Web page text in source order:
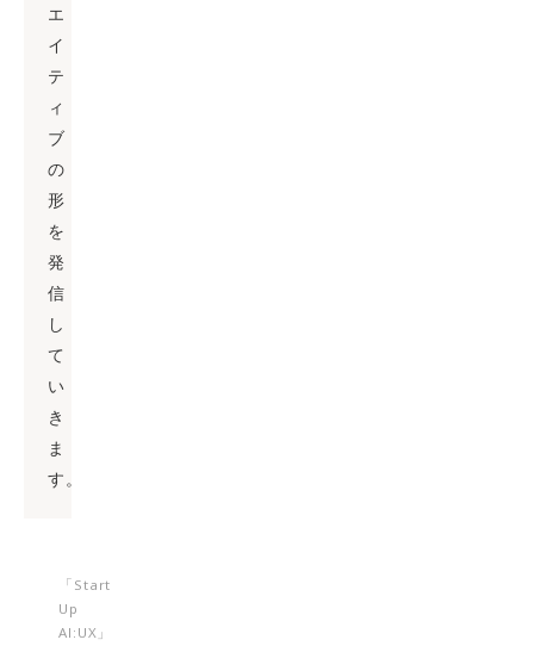
エ
イ
テ
ィ
ブ
の
形
を
発
信
し
て
い
き
ま
す。
「Start
Up
AI:UX」